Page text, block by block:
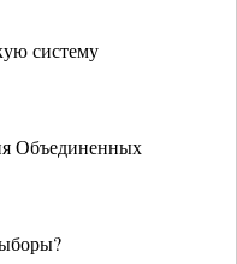
систему
Объединенных